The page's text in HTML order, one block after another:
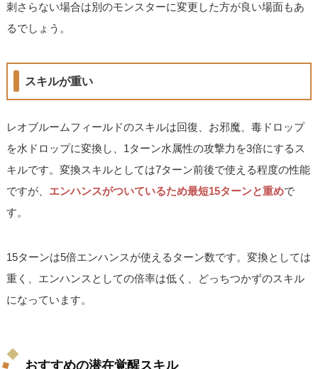
刺さらない場合は別のモンスターに変更した方が良い場面もあ
るでしょう。
スキルが重い
レオブルームフィールドのスキルは回復、お邪魔、毒ドロップ
を水ドロップに変換し、1ターン水属性の攻撃力を3倍にするス
キルです。変換スキルとしては7ターン前後で使える程度の性能
ですが、 エンハンスがついているため最短15ターンと重めで
す。
15ターンは5倍エンハンスが使えるターン数です。変換としては
重く、エンハンスとしての倍率は低く、どっちつかずのスキル
になっています。
おすすめの潜在覚醒スキル